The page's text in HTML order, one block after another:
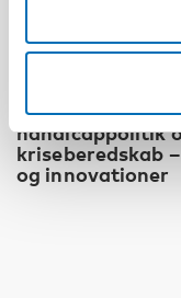
Det fjerde
handicappolitik
kriseberedskab
og innovationer